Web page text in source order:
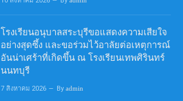
โรงเรียนอนุบาลสระบุรีขอแสดงความเสียใจ
อย่างสุดซึ้ง และขอร่วมไว้อาลัยต่อเหตุการณ์
อันน่าเศร้าที่เกิดขึ้น ณ โรงเรียนเทพศิรินทร์
นนทบุรี
7 สิงหาคม 2026 By admin